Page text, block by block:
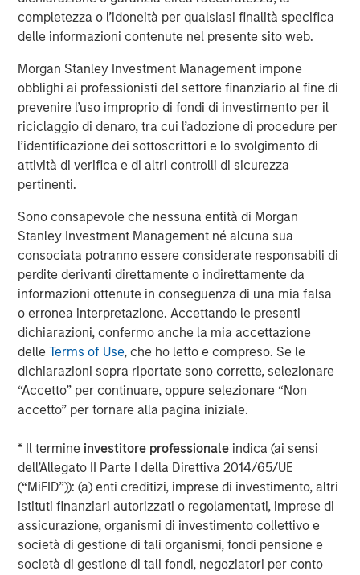
completezza o l’idoneità per qualsiasi finalità specifica
delle informazioni contenute nel presente sito web.
Morgan Stanley Investment Management impone
obblighi ai professionisti del settore finanziario al fine di
prevenire l’uso improprio di fondi di investimento per il
riciclaggio di denaro, tra cui l’adozione di procedure per
l’identificazione dei sottoscrittori e lo svolgimento di
attività di verifica e di altri controlli di sicurezza
pertinenti.
Sono consapevole che nessuna entità di Morgan
Stanley Investment Management né alcuna sua
consociata potranno essere considerate responsabili di
perdite derivanti direttamente o indirettamente da
informazioni ottenute in conseguenza di una mia falsa
o erronea interpretazione. Accettando le presenti
dichiarazioni, confermo anche la mia accettazione
delleTerms of Use, che ho letto e compreso. Se le
dichiarazioni sopra riportate sono corrette, selezionare
“Accetto” per continuare, oppure selezionare “Non
accetto” per tornare alla pagina iniziale.
* Il termine investitore professionale indica (ai sensi
dell’Allegato II Parte I della Direttiva 2014/65/UE
(“MiFID”)): (a) enti creditizi, imprese di investimento, altri
istituti finanziari autorizzati o regolamentati, imprese di
assicurazione, organismi di investimento collettivo e
società di gestione di tali organismi, fondi pensione e
società di gestione di tali fondi, negoziatori per conto
owners makes Pathway the partner of choice in a rapidly
consolidating marketplace.”
Shawn McVey, CEO of Pathway, said, “We have looked
long and hard for the right partner and for us, Morgan
Stanley Global Private Equity couldn’t be a better fit to
help us grow.”
Debevoise and Plimpton LLP served as legal counsel for
MSPE. Financing for the transaction was provided by
Antares Capital, L.P.
About Morgan Stanley Global Private Equity
Morgan Stanley Global Private Equity, the middle-market
focused private equity business of Morgan Stanley
Investment Management, is a leading middle-market
private equity platform that has invested capital in a
broad spectrum of industries for over two decades.
Morgan Stanley Global Private Equity focuses on privately
negotiated equity and equity-related investments
regions and seeks to create value in portfolio companies
primarily through operational improvement. For further
information about Morgan Stanley Global Private Equity,
please visitwww.morganstanley.com/im/capitalpartners
About Morgan Stanley Investment Management